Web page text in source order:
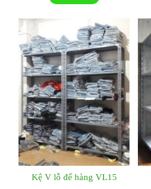
Kệ V lỗ để hàng VL15